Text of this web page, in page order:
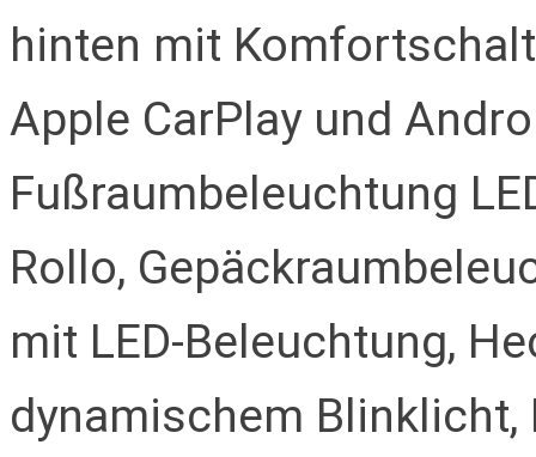
hinten mit
Apple CarPlay und
Fußraumbeleuchtung
Rollo,
mit LED-Beleuchtung,
dynamischem